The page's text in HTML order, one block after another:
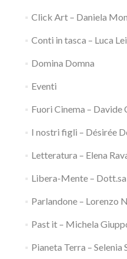
Click Art – Daniela
Conti in tasca – Luca
Domina Domna
Eventi
Fuori Cinema – Davide
I nostri figli – Désirée
Letteratura – Elena
Libera-Mente –
Parlandone – Lorenzo
Past it – Michela
Pianeta Terra – Selenia